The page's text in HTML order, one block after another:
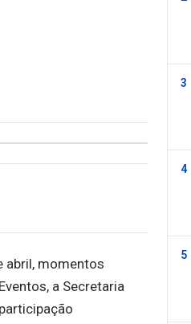
abril, momentos
a Secretaria